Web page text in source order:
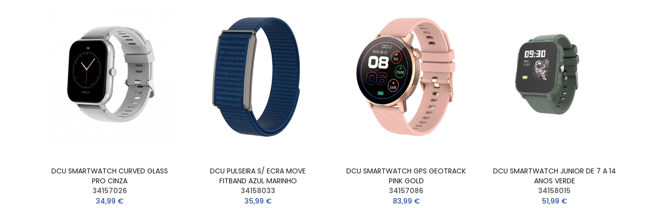
DCU SMARTWATCH CURVED GLASS
PRO CINZA
34157026
34,99 €
DCU PULSEIRA S/ ECRA MOVE
FITBAND AZUL MARINHO
34158033
35,99 €
DCU SMARTWATCH GPS GEOTRACK
PINK GOLD
34157086
83,99 €
DCU SMARTWATCH JUNIOR DE 7 A 14
ANOS VERDE
34158015
51,99 €